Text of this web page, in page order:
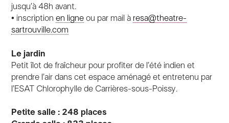
jusqu’à 48h avant.
• inscriptionen ligne ou par mail à resa@theatre-
sartrouville.com
Le jardin
Petit îlot de fraîcheur pour profiter de l’été indien et
prendre l’air dans cet espace aménagé et entretenu par
l’ESAT Chlorophylle de Carrières-sous-Poissy.
Petite salle : 248 places